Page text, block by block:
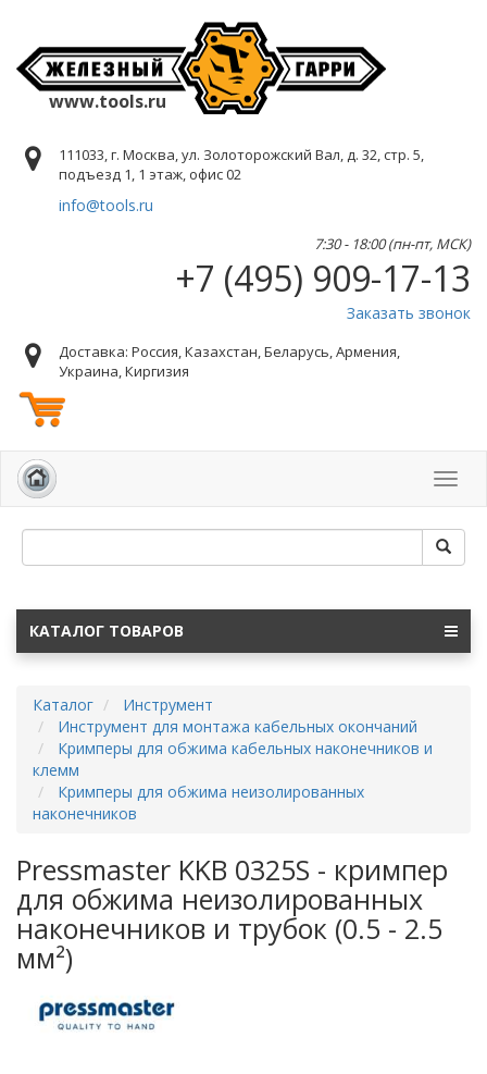
www.tools.ru
111033, г. Москва, ул. Золоторожский Вал, д. 32, стр. 5,
подъезд 1, 1 этаж, офис 02
info@tools.ru
7:30 - 18:00 (пн-пт, МСК)
+7 (495) 909-17-13
Заказать звонок
Доставка: Россия, Казахстан, Беларусь, Армения,
Украина, Киргизия
КАТАЛОГ ТОВАРОВ
Каталог
Инструмент
Инструмент для монтажа кабельных окончаний
Кримперы для обжима кабельных наконечников и
клемм
Кримперы для обжима неизолированных
наконечников
Pressmaster KKB 0325S - кримпер
для обжима неизолированных
наконечников и трубок (0.5 - 2.5
мм²)